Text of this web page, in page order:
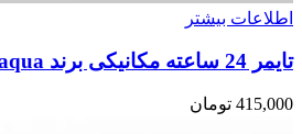
اطلاعات بیشتر
تایمر 24 ساعته مکانیکی برند Easy aqua
415,000 تومان